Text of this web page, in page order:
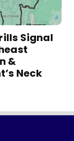
Signal
&
Neck